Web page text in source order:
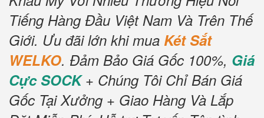
Tiếng Hàng Đầu Việt Nam Và Trên Thế
Giới. Ưu đãi lớn khi mua Két Sắt
WELKO. Đảm Bảo Giá Gốc 100%, Giá
Cực SOCK+ Chúng Tôi Chỉ Bán Giá
Gốc Tại Xưởng + Giao Hàng Và Lắp